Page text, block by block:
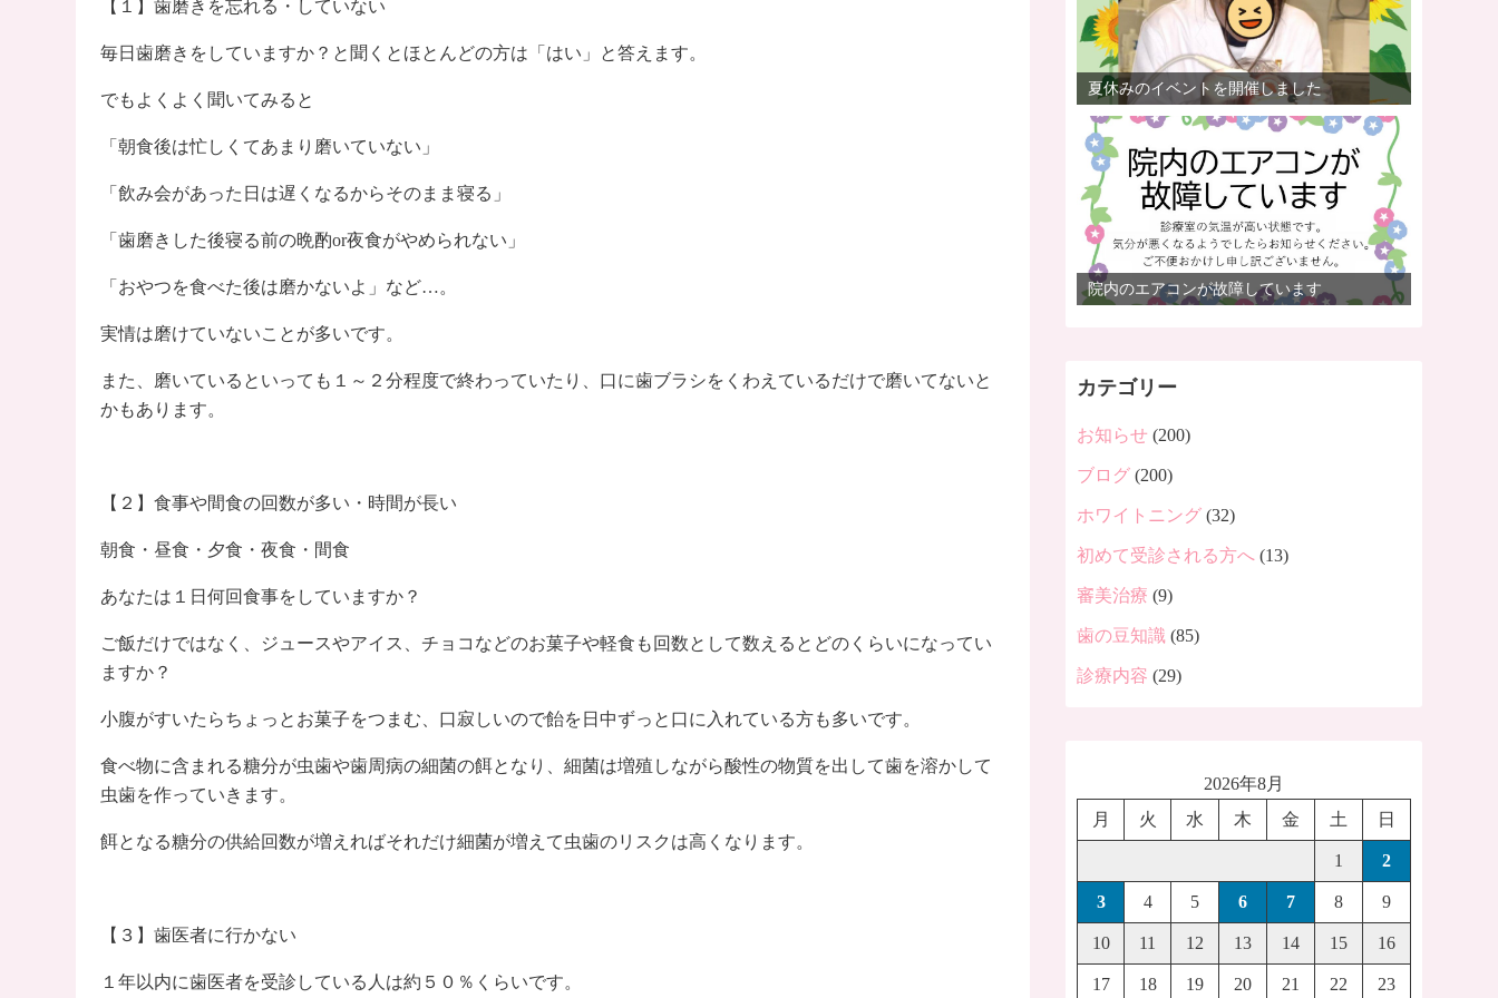
【１】歯磨きを忘れる・していない
毎日歯磨きをしていますか？と聞くとほとんどの方は「はい」と答えます。
でもよくよく聞いてみると
「朝食後は忙しくてあまり磨いていない」
「飲み会があった日は遅くなるからそのまま寝る」
「歯磨きした後寝る前の晩酌or夜食がやめられない」
「おやつを食べた後は磨かないよ」など…。
実情は磨けていないことが多いです。
また、磨いているといっても１～２分程度で終わっていたり、口に歯ブラシをくわえているだけで磨いてないと
かもあります。
【２】食事や間食の回数が多い・時間が長い
朝食・昼食・夕食・夜食・間食
あなたは１日何回食事をしていますか？
ご飯だけではなく、ジュースやアイス、チョコなどのお菓子や軽食も回数として数えるとどのくらいになってい
ますか？
小腹がすいたらちょっとお菓子をつまむ、口寂しいので飴を日中ずっと口に入れている方も多いです。
食べ物に含まれる糖分が虫歯や歯周病の細菌の餌となり、細菌は増殖しながら酸性の物質を出して歯を溶かして
虫歯を作っていきます。
餌となる糖分の供給回数が増えればそれだけ細菌が増えて虫歯のリスクは高くなります。
【３】歯医者に行かない
１年以内に歯医者を受診している人は約５０％くらいです。
夏休みのイベントを開催しました
院内のエアコンが故障しています
カテゴリー
お知らせ (200)
ブログ (200)
ホワイトニング (32)
初めて受診される方へ (13)
審美治療 (9)
歯の豆知識 (85)
診療内容 (29)
2026年8月
月
火 水 木 金 土 日
1 2
3 4 5 6 7 8 9
10 11 12 13 14 15 16
17 18 19 20 21 22 23